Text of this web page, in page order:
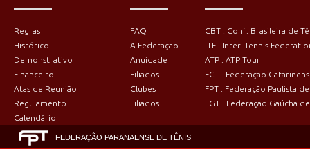
Regras
Histórico
Demonstrativo
Financeiro
Atas de Reunião
Regulamento
Calendário
FAQ
A Federação
Anuidade
Filiados
Clubes
Filiados
CBT . Conf. Brasileira de
ITF . Inter. Tennis
ATP . ATP Tour
FCT . Federação
FPT . Federação Paulista
FGT . Federação Gaúcha
FEDERAÇÃO PARANAENSE DE TÊNIS